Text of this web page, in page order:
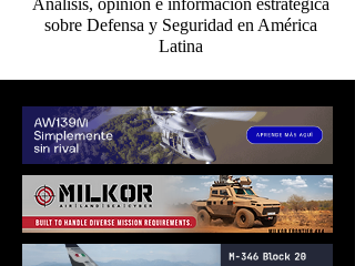
Análisis, opinión e información estratégica
sobre Defensa y Seguridad en América
Latina